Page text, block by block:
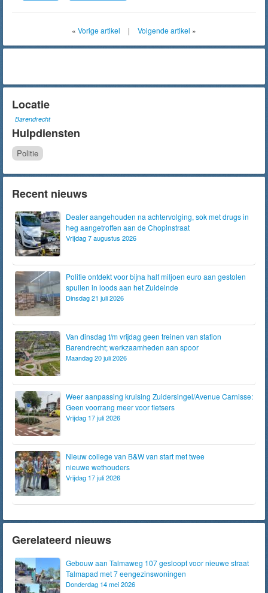
« Vorige artikel | Volgende artikel »
Locatie
Barendrecht
Hulpdiensten
Politie
Recent nieuws
Dealer aangehouden na achtervolging, sok met drugs in
heg aangetroffen aan de Chopinstraat
Vrijdag 7 augustus 2026
Politie ontdekt voor bijna half miljoen euro aan gestolen
spullen in loods aan het Zuideinde
Dinsdag 21 juli 2026
Van dinsdag t/m vrijdag geen treinen van station
Barendrecht; werkzaamheden aan spoor
Maandag 20 juli 2026
Weer aanpassing kruising Zuidersingel/Avenue Carnisse:
Geen voorrang meer voor fietsers
Vrijdag 17 juli 2026
Nieuw college van B&W van start met twee
nieuwe wethouders
Vrijdag 17 juli 2026
Gerelateerd nieuws
Gebouw aan Talmaweg 107 gesloopt voor nieuwe straat
Talmapad met 7 eengezinswoningen
Donderdag 14 mei 2026